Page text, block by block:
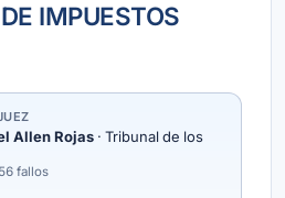
IMPUESTOS
Allen Rojas · Tribunal de los
56 fallos